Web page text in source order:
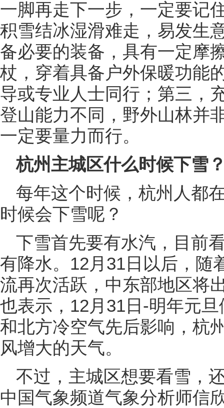
一脚再走下一步，一定要记
积雪结冰湿滑难走，易发生
备必要的装备，具有一定摩
杖，穿着具备户外保暖功能
导或专业人士同行；第三，
登山能力不同，野外山林并
一定要量力而行。
杭州主城区什么时候下雪
每年这个时候，杭州人都
时候会下雪呢？
下雪首先要有水汽，目前
有降水。12月31日以后，随
流再次活跃，中东部地区将
也表示，12月31日-明年元
和北方冷空气先后影响，杭
风增大的天气。
不过，主城区想要看雪，
中国气象频道气象分析师信